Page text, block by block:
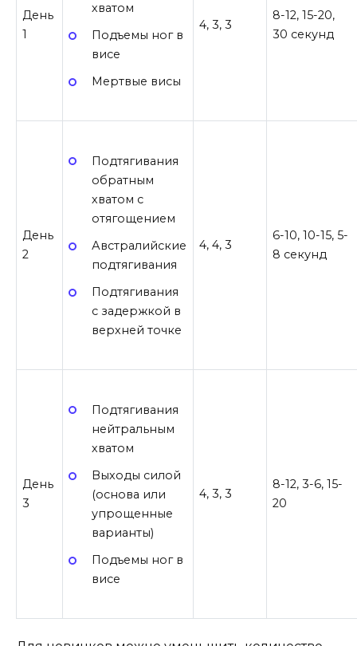
День
1
хватом
Подъемы ног в
висе
Мертвые висы
4, 3, 3
8-12, 15-20,
30 секунд
День
2
Подтягивания
обратным
хватом с
отягощением
Австралийские
подтягивания
Подтягивания
с задержкой в
верхней точке
4, 4, 3
6-10, 10-15, 5-
8 секунд
День
3
Подтягивания
нейтральным
хватом
Выходы силой
(основа или
упрощенные
варианты)
Подъемы ног в
висе
4, 3, 3
8-12, 3-6, 15-
20